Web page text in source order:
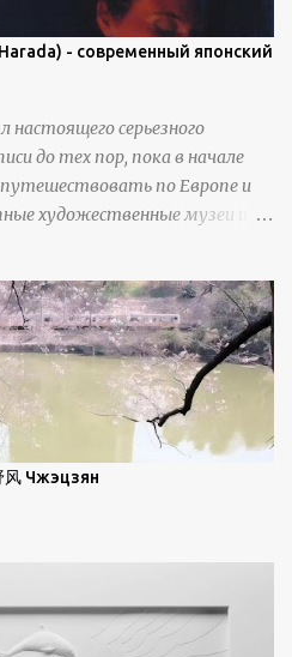
располагаться в одной
поверхностной
зеркальное
высоты солнца. Зеркальные
угле солнечного света 15° и
позиции снег
Эти
- современный японский
настоящего серьезного
до тех пор, пока в начале
по Европе и
художественные музеи и
картины художника,
сочетает в себе классическую
современной жизни. В
его картин предлагают
который усиливается его
освещения". Для
страницу –
Чжэцзян